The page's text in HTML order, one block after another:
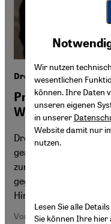
Drogenkriminalität in
Präsident
Windmühlen
Drogendelikte werden
geahndet. Der
zurück, obgleich
gegen Drogendealer
Hintergründe von
Von Edith Koesoemawiria
Wir nutzen
wesentlichen
können. Ihre Daten
unseren eigenen
in unserer
Website damit nur
nutzen.
Google Maps
Lesen Sie alle
Sie können Ihre